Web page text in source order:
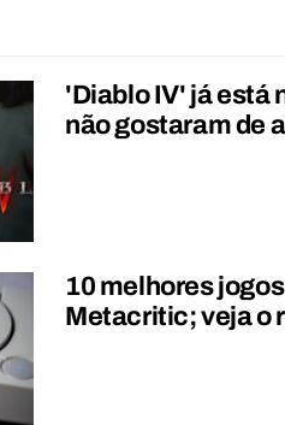
'Diablo IV' já está
não gostaram de
10 melhores
Metacritic; veja o